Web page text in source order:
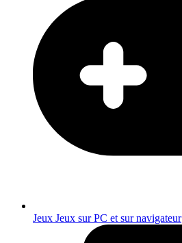
Jeux Jeux sur PC et sur navigateur